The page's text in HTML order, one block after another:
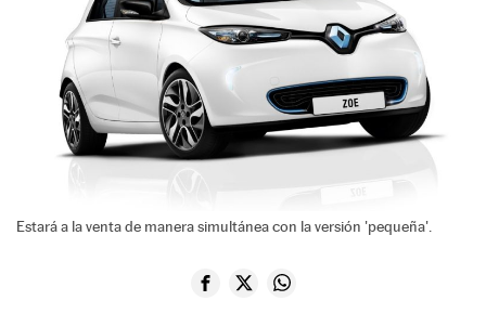
Estará a la venta de manera simultánea con la versión 'pequeña'.